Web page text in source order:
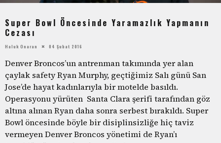
Super Bowl Öncesinde Yaramazlık Yapmanın
Cezası
Haluk Onaran 04 Şubat 2016
Denver Broncos’un antrenman takımında yer alan
çaylak safety Ryan Murphy, geçtiğimiz Salı günü San
Jose’de hayat kadınlarıyla bir motelde basıldı.
Operasyonu yürüten Santa Clara şerifi tarafından göz
altına alınan Ryan daha sonra serbest bırakıldı. Super
Bowl öncesinde böyle bir disiplinsizliğe hiç taviz
vermeyen Denver Broncos yönetimi de Ryan’ı